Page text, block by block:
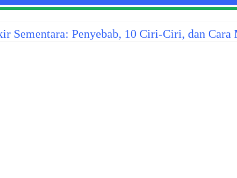
Sementara: Penyebab, 10 Ciri-Ciri, dan Cara